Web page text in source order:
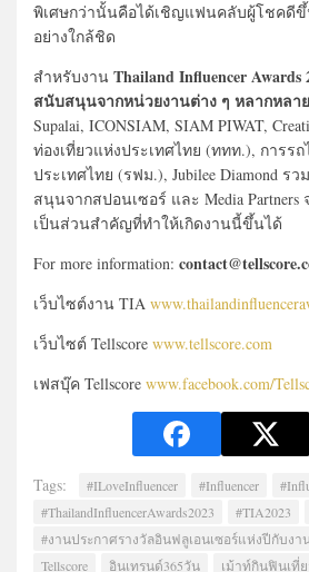
พิเศษกว่านั้นคือได้เชิญแฟนคลับผู้โชคดี
อย่างใกล้ชิด
สำหรับงาน Thailand Influencer
สนับสนุนจากหน่วยงานต่าง ๆ หลากหลา
Supalai, ICONSIAM, SIAM PIWAT,
ท่องเที่ยวแห่งประเทศไทย (ททท.), การ
ประเทศไทย (รฟม.), Jubilee Diamond ร
สนุนจากสปอนเซอร์ และ Media
เป็นส่วนสำคัญที่ทำให้เกิดงานนี้ขึ้นได้
For more information:
เว็บไซต์งาน TIA
เว็บไซต์ Tellscore www.tellscore.com
เฟสบุ๊ค Tellscore www.facebook.com/
Tags: #ILoveInfluencer #Influencer
#ThailandInfluencerAwards2023
#TIA2023
#งานประกาศรางวัลอินฟลูเอนเซอร์แห่งปีกับงา
Tellscore
อินเทรนด์365วัน
เม้าท์กินฟินเที่